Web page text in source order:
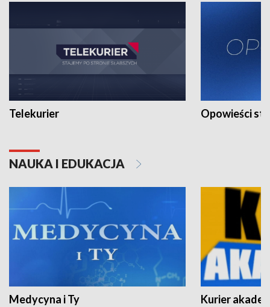
Telekurier Opowieści
NAUKA I EDUKACJA
Medycyna i Ty Kurier